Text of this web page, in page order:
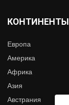
КОНТИНЕНТЫ
Европа
Америка
Африка
Азия
Австрания